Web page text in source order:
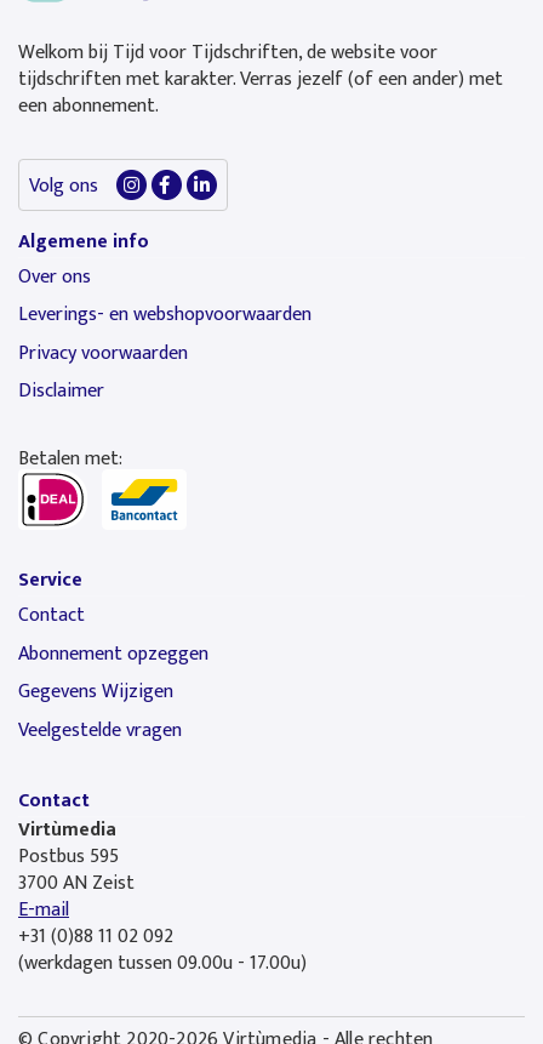
Welkom bij Tijd voor Tijdschriften, de website voor
tijdschriften met karakter. Verras jezelf (of een ander) met
een abonnement.
Volg ons
Algemene info
Over ons
Leverings- en webshopvoorwaarden
Privacy voorwaarden
Disclaimer
Betalen met:
Service
Contact
Abonnement opzeggen
Gegevens Wijzigen
Veelgestelde vragen
Contact
Virtùmedia
Postbus 595
3700 AN Zeist
E-mail
+31 (0)88 11 02 092
(werkdagen tussen 09.00u - 17.00u)